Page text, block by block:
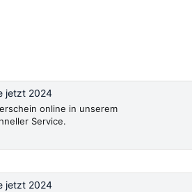
jetzt 2024
online in unserem
Service.
jetzt 2024